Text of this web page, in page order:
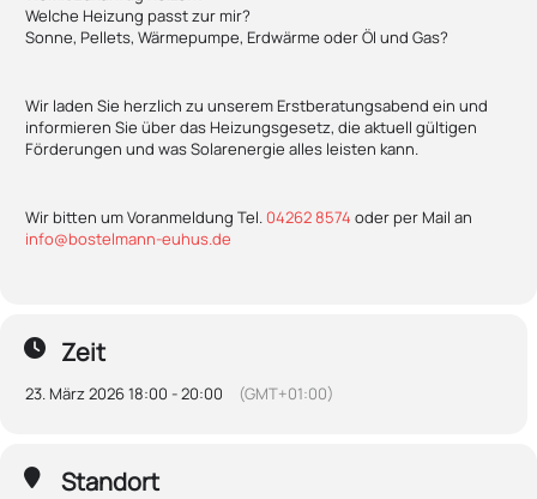
Welche Heizung passt zur mir?
Sonne, Pellets, Wärmepumpe, Erdwärme oder Öl und Gas?
Wir laden Sie herzlich zu unserem Erstberatungsabend ein und
informieren Sie über das Heizungsgesetz, die aktuell gültigen
Förderungen und was Solarenergie alles leisten kann.
Wir bitten um Voranmeldung Tel. 04262 8574 oder per Mail an
info@bostelmann-euhus.de
Zeit
23. März 2026 18:00 - 20:00 (GMT+01:00)
Standort